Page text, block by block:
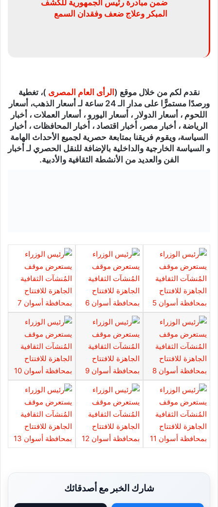
ضمن مبادرة رئيس الجمهورية للكشف
المبكر وعلاج ضعف وفقدان السمع
نقدم لكم من خلال موقع ( الرأى العام المصرى )، تغطية
ورصدًا مستمرًّا على مدار الـ 24 ساعة لـ أسعار الذهب، أسعار
اللحوم ، أسعار الدولار ، أسعار اليورو ، أسعار العملات ، أخبار
الرياضة ، أخبار مصر، أخبار اقتصاد ، أخبار المحافظات ، أخبار
السياسة، ويقوم فريقنا بمتابعة حصرية لجميع الأحداث الهامة
و السياسة الخارجية والداخلية بالإضافة للنقل الحصري لـ أخبار
الفن والعديد من الأنشطة الثقافية والأدبية.
شارك الخبر مع أصدقائك